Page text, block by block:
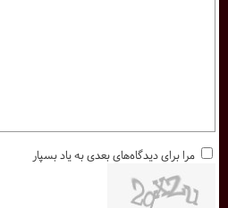
مرا برای دیدگاه‌های بعدی به یاد بسپار